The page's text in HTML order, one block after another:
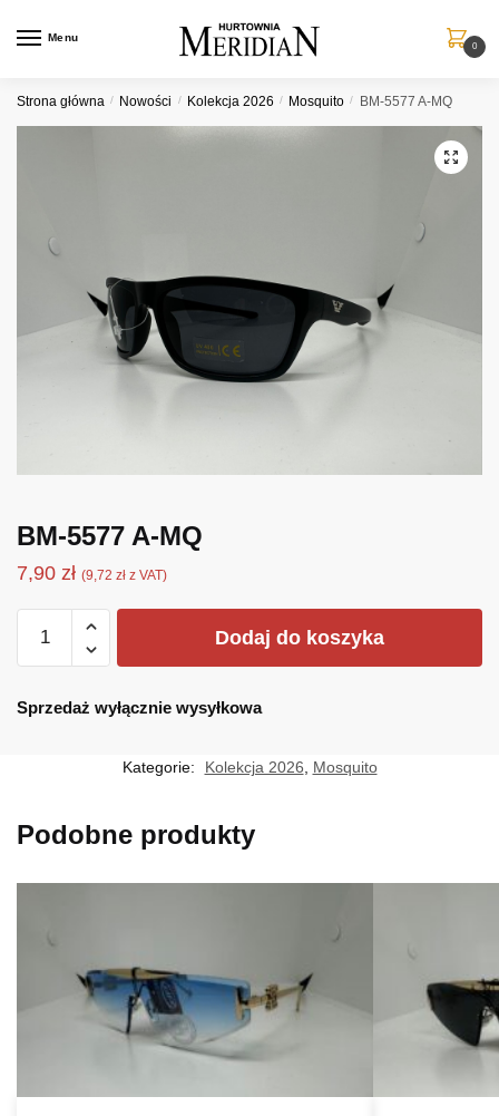
Menu
0
Strona główna / Nowości / Kolekcja 2026 / Mosquito / BM-5577 A-MQ
BM-5577 A-MQ
7,90 zł (9,72 zł z VAT)
BM-
A-
Dodaj do koszyka
Sprzedaż wyłącznie wysyłkowa
Kategorie: Kolekcja 2026, Mosquito
Podobne produkty